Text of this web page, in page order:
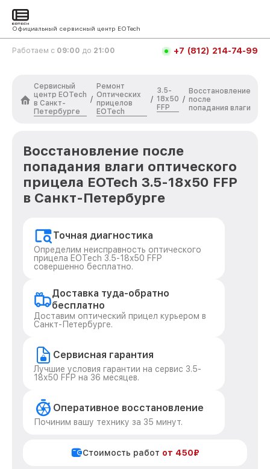
Официальный сервисный центр EOTech
Работаем с 09:00 до 21:00 +7 (812) 214-74-99
Сервисный
центр EOTech
в Санкт-
Петербурге
/
Ремонт
Оптических
прицелов
EOTech
/
3.5-
18x50
FFP
/
Восстановление
после
попадания влаги
Восстановление после
попадания влаги оптического
прицела EOTech 3.5-18x50 FFP
в Санкт-Петербурге
Точная диагностика
Определим неисправность оптического
прицела EOTech 3.5-18x50 FFP
совершенно бесплатно.
Доставка туда-обратно
бесплатно
Доставим оптический прицел курьером в
Санкт-Петербурге.
Сервисная гарантия
Лучшие условия гарантии на сервис 3.5-
18x50 FFP на 36 месяцев.
Оперативное восстановление
Починим вашу технику за 35 минут.
Стоимость работ от 450₽